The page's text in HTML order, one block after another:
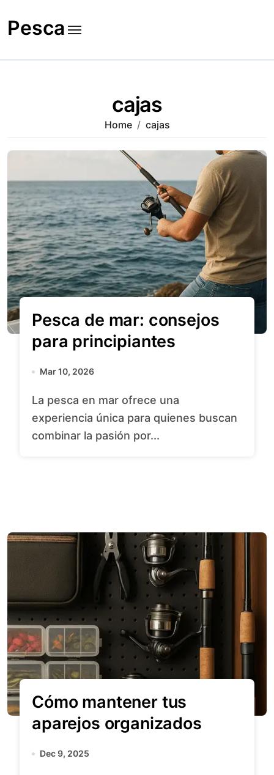
to
content
Pesca
cajas
Home cajas
Pesca de mar: consejos
para principiantes
Mar 10, 2026
La pesca en mar ofrece una
experiencia única para quienes buscan
combinar la pasión por...
Cómo mantener tus
aparejos organizados
Dec 9, 2025